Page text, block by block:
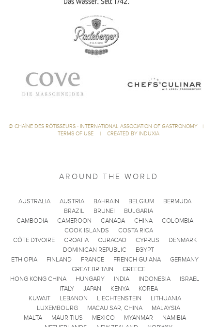
© CHAÎNE DES RÔTISSEURS - INTERNATIONAL ASSOCIATION OF GASTRONOMY
|
TERMS OF USE
| CREATED BY INDUXIA
AROUND THE WORLD
AUSTRALIA AUSTRIA BAHRAIN BELGIUM
BERMUDA
BRAZIL
BRUNEI
BULGARIA
CAMBODIA
CAMEROON CANADA CHINA
COLOMBIA
COOK ISLANDS
COSTA RICA
CÔTE D'IVOIRE
CROATIA CURACAO CYPRUS
DENMARK
DOMINICAN REPUBLIC
EGYPT
ETHIOPIA
FINLAND FRANCE FRENCH GUIANA
GERMANY
GREAT BRITAIN
GREECE
HONG KONG CHINA
HUNGARY INDIA INDONESIA
ISRAEL
ITALY
JAPAN KENYA
KOREA
KUWAIT
LEBANON LIECHTENSTEIN
LITHUANIA
LUXEMBOURG
MACAU SAR, CHINA
MALAYSIA
MALTA
MAURITIUS MEXICO MYANMAR
NAMIBIA